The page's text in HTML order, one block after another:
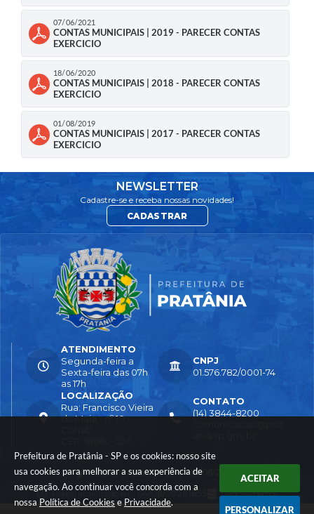
Prefeitura de Pratânia - SP e os cookies: nosso site
usa cookies para melhorar a sua experiência de
navegação. Ao continuar você concorda com a
nossa Política de Cookies e Privacidade.
ACEITAR
PERSONALIZAR
07/06/2021
CONTAS MUNICIPAIS | 2019 - PARECER CONTAS
EXERCICIO
18/06/2020
CONTAS MUNICIPAIS | 2018 - PARECER CONTAS
EXERCICIO
01/08/2019
CONTAS MUNICIPAIS | 2017 - PARECER CONTAS
EXERCICIO
NEWSLETTER
Cadastre-se e receba nossas novidades!
CADASTRAR
LOCALIZAÇÃO
Rua: Francisco Vieira
da Maia - nº 10 -
CONTATO
(14) 3844-8200
ATENDIMENTO
Segunda-feira a
Sexta-feira das 07h
as 17h
CNPJ
01.576.782/0001-74
Versão do Sistema:3.5.3 - 19/06/2026
Portal atualizado em:04/08/2026 16:55 Dados Abertos